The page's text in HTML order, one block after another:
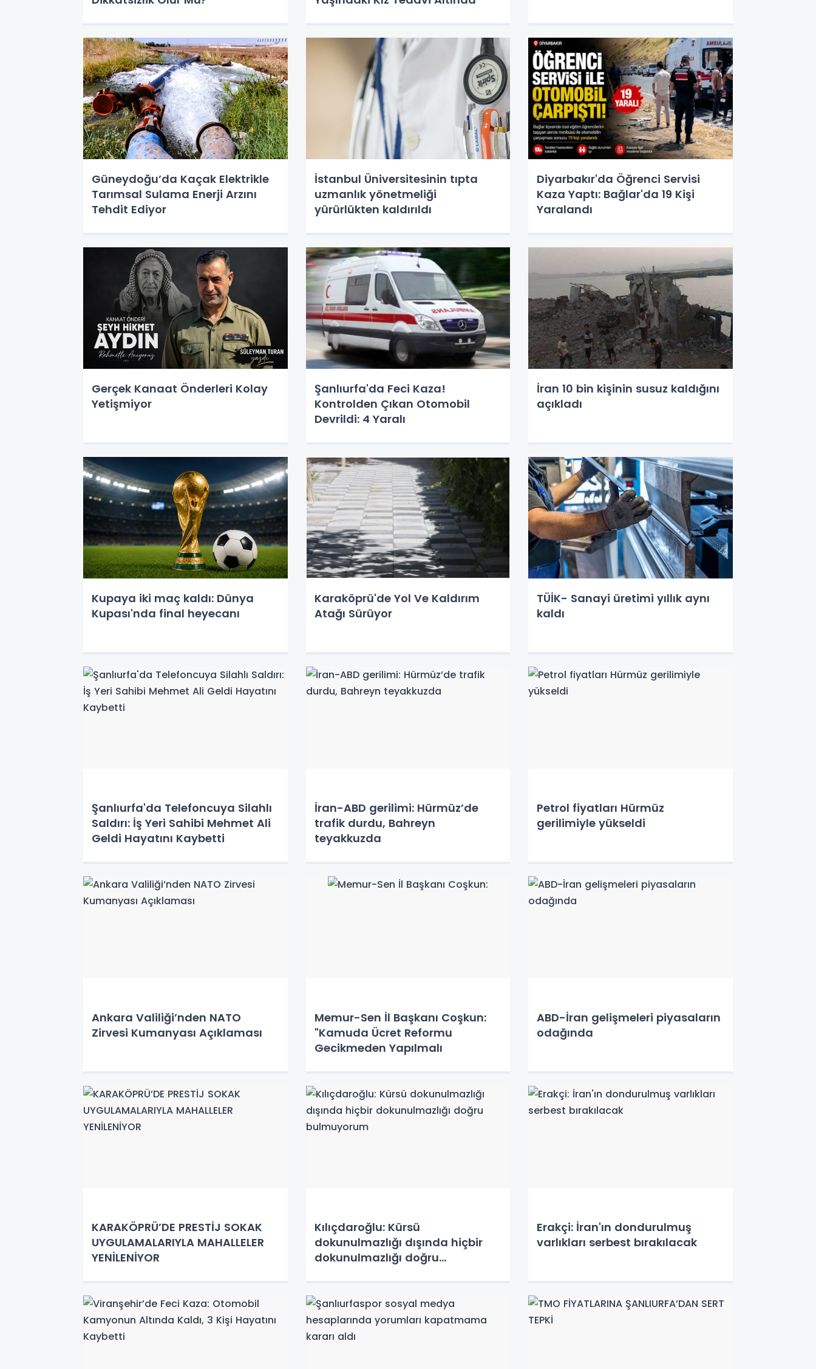
Güneydoğu’da Kaçak Elektrikle
Tarımsal Sulama Enerji Arzını
Tehdit Ediyor
İstanbul Üniversitesinin tıpta
uzmanlık yönetmeliği
yürürlükten kaldırıldı
Diyarbakır'da Öğrenci Servisi
Kaza Yaptı: Bağlar'da 19 Kişi
Yaralandı
Gerçek Kanaat Önderleri Kolay
Yetişmiyor
Şanlıurfa'da Feci Kaza!
Kontrolden Çıkan Otomobil
Devrildi: 4 Yaralı
İran 10 bin kişinin susuz kaldığını
açıkladı
Kupaya iki maç kaldı: Dünya
Kupası'nda final heyecanı
Karaköprü'de Yol Ve Kaldırım
Atağı Sürüyor
TÜİK- Sanayi üretimi yıllık aynı
kaldı
Şanlıurfa'da Telefoncuya Silahlı
Saldırı: İş Yeri Sahibi Mehmet Ali
Geldi Hayatını Kaybetti
İran-ABD gerilimi: Hürmüz’de
trafik durdu, Bahreyn
teyakkuzda
Petrol fiyatları Hürmüz
gerilimiyle yükseldi
Ankara Valiliği’nden NATO
Zirvesi Kumanyası Açıklaması
Memur-Sen İl Başkanı Coşkun:
"Kamuda Ücret Reformu
Gecikmeden Yapılmalı
ABD-İran gelişmeleri piyasaların
odağında
KARAKÖPRÜ’DE PRESTİJ SOKAK
UYGULAMALARIYLA MAHALLELER
YENİLENİYOR
Kılıçdaroğlu: Kürsü
dokunulmazlığı dışında hiçbir
dokunulmazlığı doğru
Erakçi: İran'ın dondurulmuş
varlıkları serbest bırakılacak